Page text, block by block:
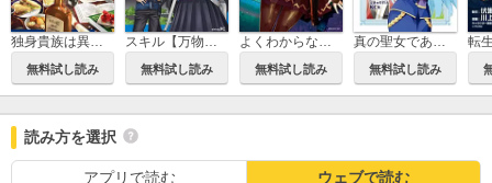
独身貴族は異世界を謳歌する ～結婚しない男の優雅なおひとりさまライフ～
無料試し読み
スキル【万物支配】に目覚めたおっさんは、ダンジョンで生計を立てることにしました～無職から始める支配者無双～
無料試し読み
よくわからないけれど異世界に転生していたようです
無料試し読み
真の聖女である私は追放されました。だからこの国はもう終わりです
無料試し読み
読み方を選択
アプリで読む ウェブで読む